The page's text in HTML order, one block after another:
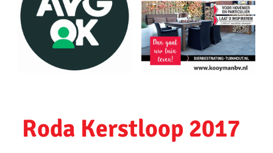
New York City Marathon
Zilveren Turfloop 2023
My Road To Amsterdam
Amsterdam Marathon 2023
Roda Kerstloop 2017